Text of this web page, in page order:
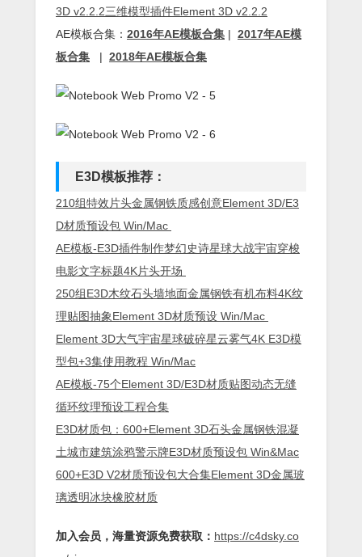
3D v2.2.2三维模型插件Element 3D v2.2.2
AE模板合集： 2016年AE模板合集 | 2017年AE模
板合集
| 2018年AE模板合集
E3D模板推荐：
210组特效片头金属钢铁质感创意Element 3D/E3
D材质预设包 Win/Mac
AE模板-E3D插件制作梦幻史诗星球大战宇宙穿梭
电影文字标题4K片头开场
250组E3D木纹石头墙地面金属钢铁有机布料4K纹
理贴图抽象Element 3D材质预设 Win/Mac
Element 3D大气宇宙星球破碎星云雾气4K E3D模
型包+3集使用教程 Win/Mac
AE模板-75个Element 3D/E3D材质贴图动态无缝
循环纹理预设工程合集
E3D材质包：600+Element 3D石头金属钢铁混凝
土城市建筑涂鸦警示牌E3D材质预设包 Win&Mac
600+E3D V2材质预设包大合集Element 3D金属玻
璃透明冰块橡胶材质
加入会员，海量资源免费获取： https://c4dsky.co